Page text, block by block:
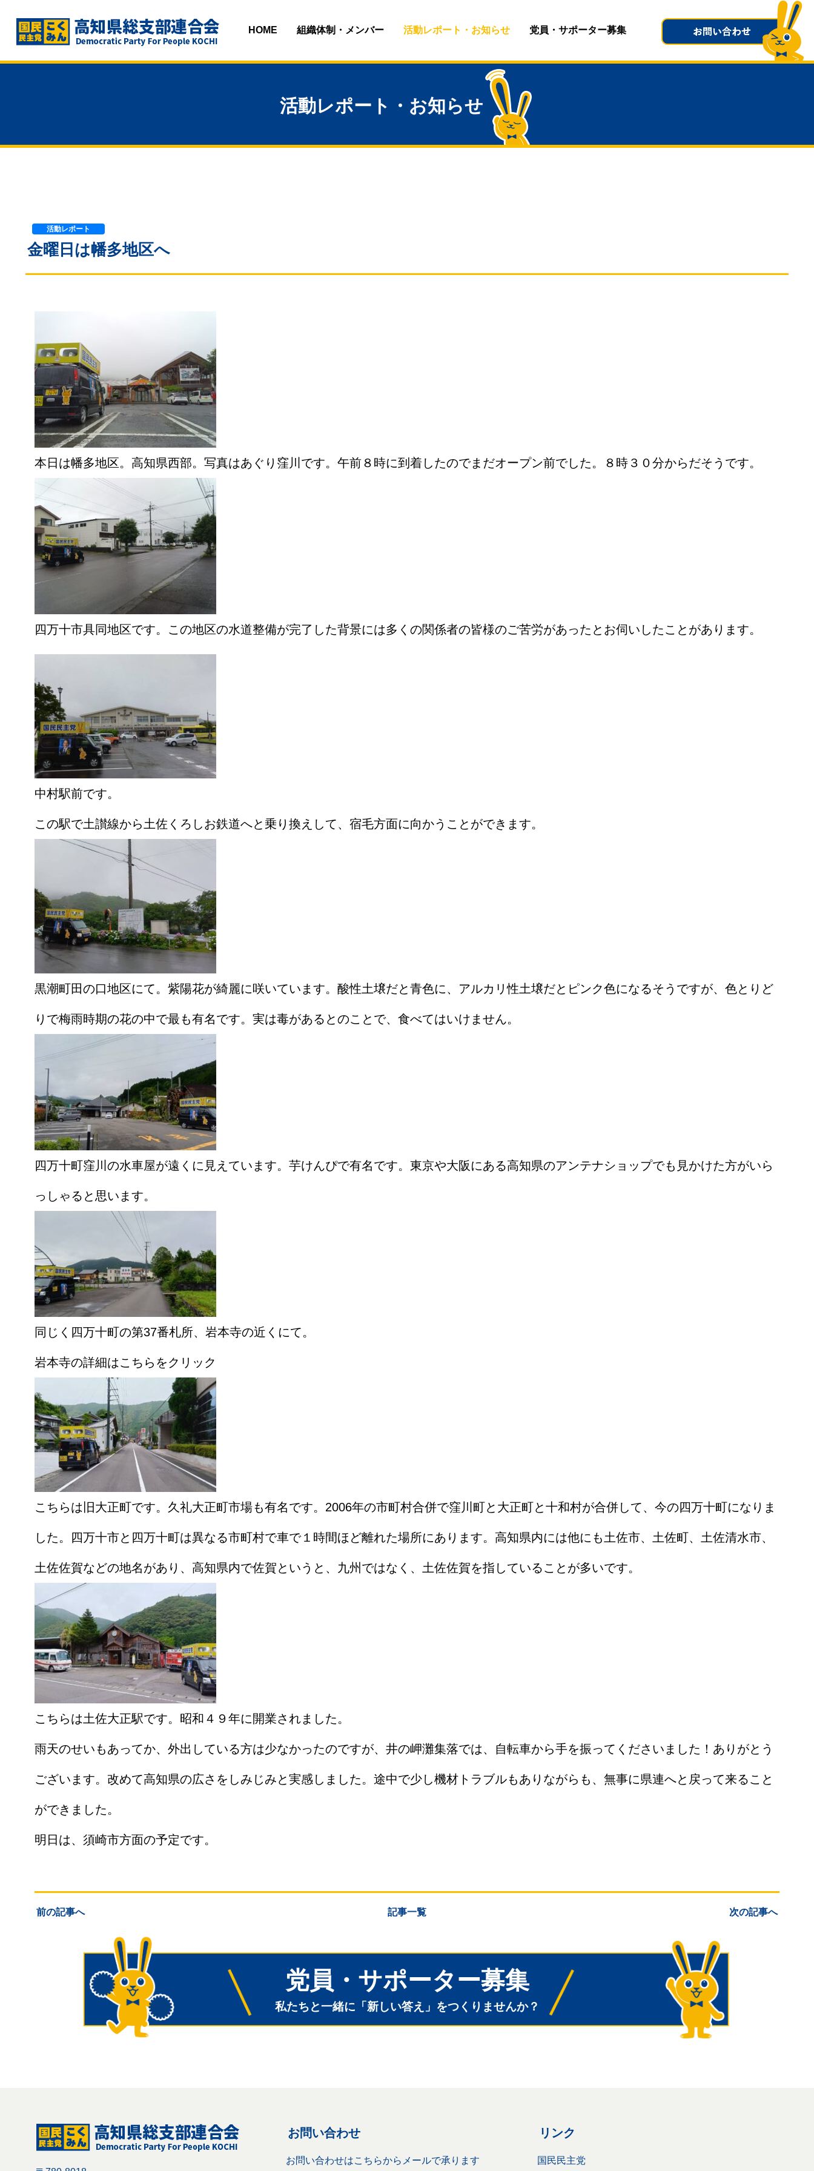
HOME 組織体制・メンバー 活動レポート・お知らせ 党員・サポーター募集
活動レポート・お知らせ
活動レポート
金曜日は幡多地区へ
本日は幡多地区。高知県西部。写真はあぐり窪川です。午前８時に到着したのでまだオープン前でした。８時３０分からだそうです。
四万十市具同地区です。この地区の水道整備が完了した背景には多くの関係者の皆様のご苦労があったとお伺いしたことがあります。
中村駅前です。
この駅で土讃線から土佐くろしお鉄道へと乗り換えして、宿毛方面に向かうことができます。
黒潮町田の口地区にて。紫陽花が綺麗に咲いています。酸性土壌だと青色に、アルカリ性土壌だとピンク色になるそうですが、色とりど
りで梅雨時期の花の中で最も有名です。実は毒があるとのことで、食べてはいけません。
四万十町窪川の水車屋が遠くに見えています。芋けんぴで有名です。東京や大阪にある高知県のアンテナショップでも見かけた方がいら
っしゃると思います。
同じく四万十町の第37番札所、岩本寺の近くにて。
岩本寺の詳細はこちらをクリック
こちらは旧大正町です。久礼大正町市場も有名です。2006年の市町村合併で窪川町と大正町と十和村が合併して、今の四万十町になりま
した。四万十市と四万十町は異なる市町村で車で１時間ほど離れた場所にあります。高知県内には他にも土佐市、土佐町、土佐清水市、
土佐佐賀などの地名があり、高知県内で佐賀というと、九州ではなく、土佐佐賀を指していることが多いです。
こちらは土佐大正駅です。昭和４９年に開業されました。
雨天のせいもあってか、外出している方は少なかったのですが、井の岬灘集落では、自転車から手を振ってくださいました！ありがとう
ございます。改めて高知県の広さをしみじみと実感しました。途中で少し機材トラブルもありながらも、無事に県連へと戻って来ること
ができました。
明日は、須崎市方面の予定です。
前の記事へ 記事一覧 次の記事へ
党員・サポーター募集
私たちと一緒に「新しい答え」をつくりませんか？
お問い合わせ
お問い合わせはこちらからメールで承ります
リンク
国民民主党